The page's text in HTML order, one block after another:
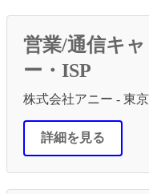
営業/通信キ
ー・ISP
株式会社アニー - 東
詳細を見る